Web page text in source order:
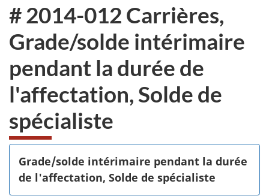
# 2014-012 Carrières,
Grade/solde intérimaire
pendant la durée de
l'affectation, Solde de
spécialiste
Grade/solde intérimaire pendant la durée
de l'affectation, Solde de spécialiste